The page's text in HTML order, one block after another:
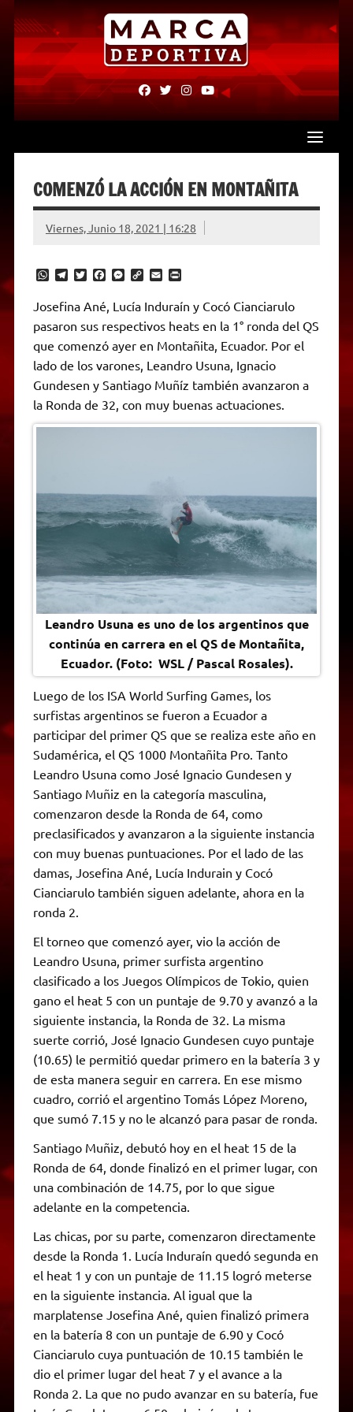
Skip
content
fab
fa-
fab
fa-
fab fab
COMENZÓ LA ACCIÓN EN MONTAÑITA
Viernes, Junio 18, 2021 | 16:28
W
t
s
p
p
T
e
g
a
m
T
i
t
t
r
F
e
b
o
o
k
M
s
e
g
e
C
p
y
L
n
k
E
i
l
P
i
n
t
F
r
i
n
d
l
y
Josefina Ané, Lucía Induraín y Cocó Cianciarulo
pasaron sus respectivos heats en la 1° ronda del QS
que comenzó ayer en Montañita, Ecuador. Por el
lado de los varones, Leandro Usuna, Ignacio
Gundesen y Santiago Muñíz también avanzaron a
la Ronda de 32, con muy buenas actuaciones.
Leandro Usuna es uno de los argentinos que
continúa en carrera en el QS de Montañita,
Ecuador. (Foto: WSL / Pascal Rosales).
Luego de los ISA World Surfing Games, los
surfistas argentinos se fueron a Ecuador a
participar del primer QS que se realiza este año en
Sudamérica, el QS 1000 Montañita Pro. Tanto
Leandro Usuna como José Ignacio Gundesen y
Santiago Muñiz en la categoría masculina,
comenzaron desde la Ronda de 64, como
preclasificados y avanzaron a la siguiente instancia
con muy buenas puntuaciones. Por el lado de las
damas, Josefina Ané, Lucía Indurain y Cocó
Cianciarulo también siguen adelante, ahora en la
ronda 2.
El torneo que comenzó ayer, vio la acción de
Leandro Usuna, primer surfista argentino
clasificado a los Juegos Olímpicos de Tokio, quien
gano el heat 5 con un puntaje de 9.70 y avanzó a la
siguiente instancia, la Ronda de 32. La misma
suerte corrió, José Ignacio Gundesen cuyo puntaje
(10.65) le permitió quedar primero en la batería 3 y
de esta manera seguir en carrera. En ese mismo
cuadro, corrió el argentino Tomás López Moreno,
que sumó 7.15 y no le alcanzó para pasar de ronda.
Santiago Muñiz, debutó hoy en el heat 15 de la
Ronda de 64, donde finalizó en el primer lugar, con
una combinación de 14.75, por lo que sigue
adelante en la competencia.
Las chicas, por su parte, comenzaron directamente
desde la Ronda 1. Lucía Induraín quedó segunda en
el heat 1 y con un puntaje de 11.15 logró meterse
en la siguiente instancia. Al igual que la
marplatense Josefina Ané, quien finalizó primera
en la batería 8 con un puntaje de 6.90 y Cocó
Cianciarulo cuya puntuación de 10.15 también le
dio el primer lugar del heat 7 y el avance a la
Ronda 2. La que no pudo avanzar en su batería, fue